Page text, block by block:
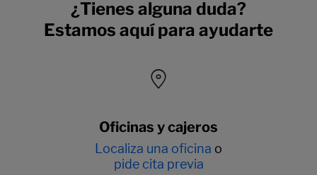
¿Tienes alguna duda?
Estamos aquí para ayudarte
Oficinas y cajeros
Localiza una oficina o
pide cita previa